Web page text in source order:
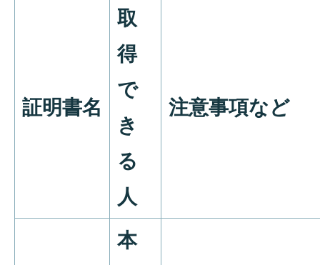
証明書名
取
得
で
き
る
人
注意事項など
本